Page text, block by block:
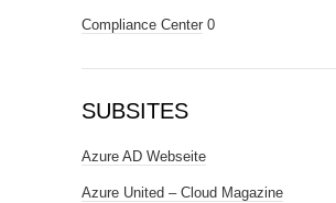
Compliance Center 0
SUBSITES
Azure AD Webseite
Azure United – Cloud Magazine